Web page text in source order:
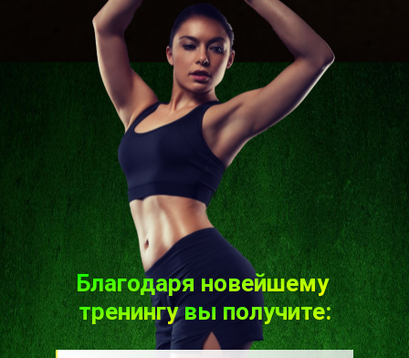
Благодаря новейшему
тренингувы получите: